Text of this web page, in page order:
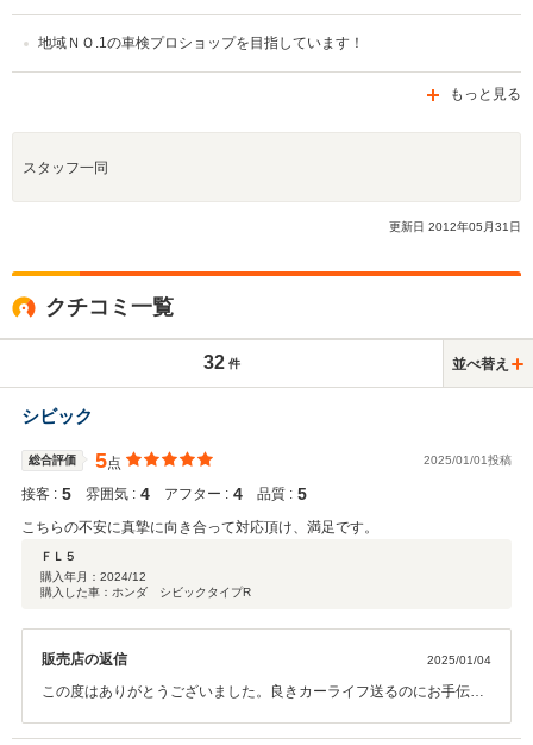
地域ＮＯ.1の車検プロショップを目指しています！
もっと見る
スタッフ一同
更新日 2012年05 月31 日
クチコミ一覧
32 件 並べ替え
シビック
総合評価 5点 2025/01/01投稿
接客 : 5 雰囲気 : 4 アフター : 4 品質 : 5
こちらの不安に真摯に向き合って対応頂け、満足です。
ＦＬ５
購入年月： 2024/12
購入した車：ホンダ シビックタイプR
販売店の返信 2025/01/04
この度はありがとうございました。良きカーライフ送るのにお手伝い